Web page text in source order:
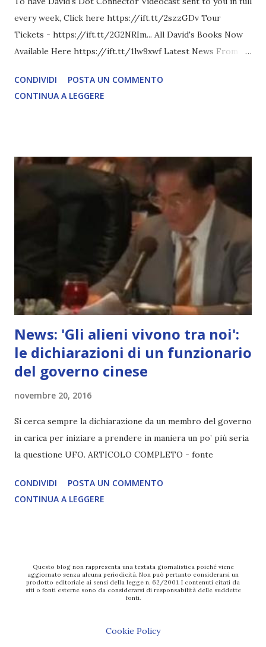
every week, Click here https://ift.tt/2szzGDv Tour
Tickets - https://ift.tt/2G2NRIm... All David's Books Now
Available Here https://ift.tt/1lw9xwf Latest News From
COMPLETO - fonte
CONDIVIDI
POSTA UN COMMENTO
CONTINUA A LEGGERE
News: 'Gli alieni vivono tra noi':
le dichiarazioni di un funzionario
del governo cinese
novembre 20, 2016
Si cerca sempre la dichiarazione da un membro del governo
in carica per iniziare a prendere in maniera un po’ più seria
la questione UFO. ARTICOLO COMPLETO - fonte
CONDIVIDI
POSTA UN COMMENTO
CONTINUA A LEGGERE
Questo blog non rappresenta una testata giornalistica poiché viene
aggiornato senza alcuna periodicità. Non può pertanto considerarsi un
prodotto editoriale ai sensi della legge n. 62/2001. I contenuti citati da
siti o fonti esterne sono da considerarsi di responsabilità delle suddette
fonti.
Cookie Policy